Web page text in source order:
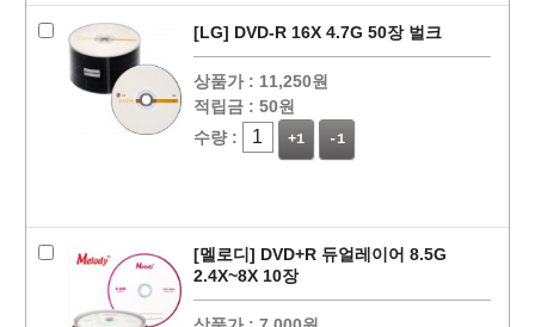
[LG] DVD-R 16X 4.7G 50장 벌크
상품가 : 11,250원
적립금 : 50원
수량 :
+1 -1
[멜로디] DVD+R 듀얼레이어 8.5G
2.4X~8X 10장